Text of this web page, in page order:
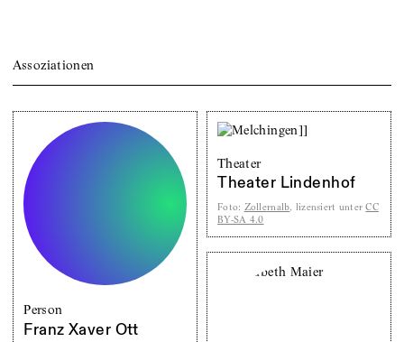
Assoziationen
Person
Franz Xaver Ott
Theater
Theater Lindenhof
Foto: Zollernalb , lizensiert unterCC
BY-SA 4.0